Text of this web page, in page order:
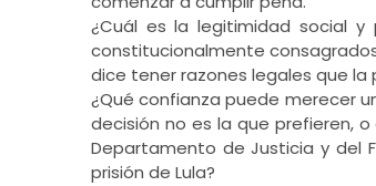
¿Cuál es la legitimidad social
constitucionalmente
dice tener razones legales que la
¿Qué confianza puede merecer
decisión no es la que prefieren,
Departamento de Justicia y del
prisión de Lula?